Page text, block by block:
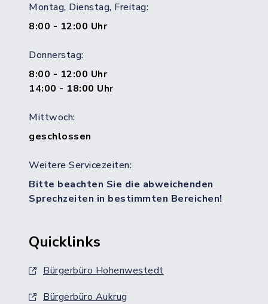
Montag, Dienstag, Freitag:
8:00 - 12:00 Uhr
Donnerstag:
8:00 - 12:00 Uhr
14:00 - 18:00 Uhr
Mittwoch:
geschlossen
Weitere Servicezeiten:
Bitte beachten Sie die abweichenden
Sprechzeiten in bestimmten Bereichen!
Quicklinks
Bürgerbüro Hohenwestedt
Bürgerbüro Aukrug